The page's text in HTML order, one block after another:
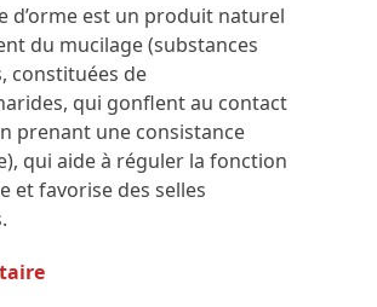
d’orme est un produit naturel
du mucilage (substances
constituées de
qui gonflent au contact
prenant une consistance
qui aide à réguler la fonction
et favorise des selles